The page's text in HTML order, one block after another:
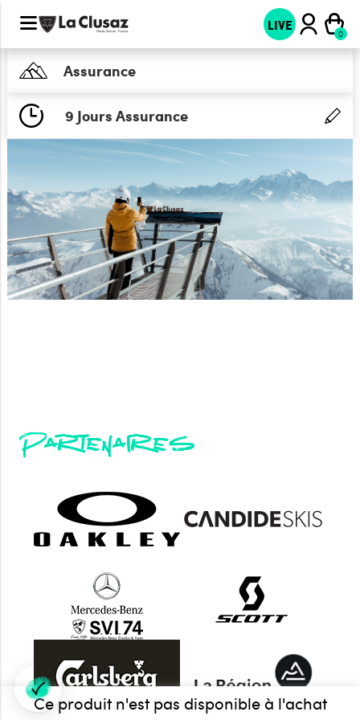
LIVE
Assurance
9 Jours Assurance
Ce produit n'est pas disponible à l'achat
Partenaires